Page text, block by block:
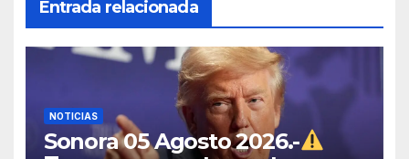
Entrada relacionada
NOTICIAS
Sonora 05 Agosto 2026.-